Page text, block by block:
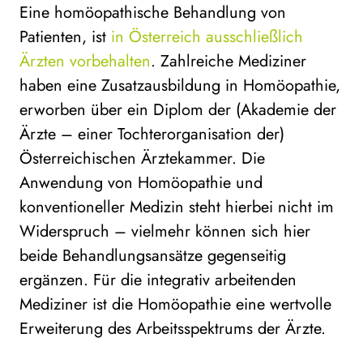
Eine homöopathische Behandlung von
Patienten, ist in Österreich ausschließlich
Ärzten vorbehalten. Zahlreiche Mediziner
haben eine Zusatzausbildung in Homöopathie,
erworben über ein Diplom der (Akademie der
Ärzte – einer Tochterorganisation der)
Österreichischen Ärztekammer. Die
Anwendung von Homöopathie und
konventioneller Medizin steht hierbei nicht im
Widerspruch – vielmehr können sich hier
beide Behandlungsansätze gegenseitig
ergänzen. Für die integrativ arbeitenden
Mediziner ist die Homöopathie eine wertvolle
Erweiterung des Arbeitsspektrums der Ärzte.